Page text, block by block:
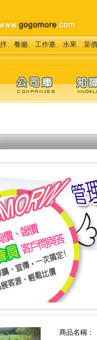
、餐廳、工作臺、水果、菜價
採購 宣傳 一次搞
傳 一次搞定!
商品名稱：